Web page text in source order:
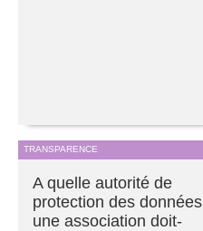
TRANSPARENCE
A quelle autorité de
protection des données
une association doit-